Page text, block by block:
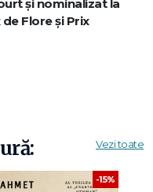
și nominalizat la
Flore și Prix
profesională, cuplul
în căminul familiei.
se închide,
Vezi toate
-15%